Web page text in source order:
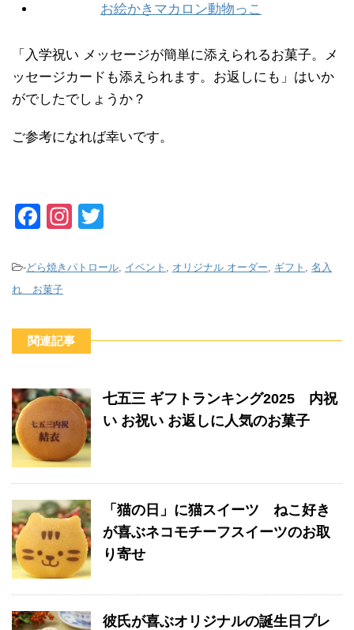
お絵かきマカロン動物っこ
「入学祝い メッセージが簡単に添えられるお菓子。メ
ッセージカードも添えられます。お返しにも」はいか
がでしたでしょうか？
ご参考になれば幸いです。
F
c
e
o
k
In
a
m
tt
-どら焼きパトロール イベント オリジナル オーダー ギフト
名入
れ お菓子
関連記事
七五三 ギフトランキング2025 内祝
い お祝い お返しに人気のお菓子
「猫の日」に猫スイーツ ねこ好き
が喜ぶネコモチーフスイーツのお取
り寄せ
彼氏が喜ぶオリジナルの誕生日プレ